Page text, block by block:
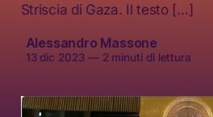
Striscia di Gaza. Il testo […]
Alessandro Massone
13 dic 2023 —2 minuti di lettura